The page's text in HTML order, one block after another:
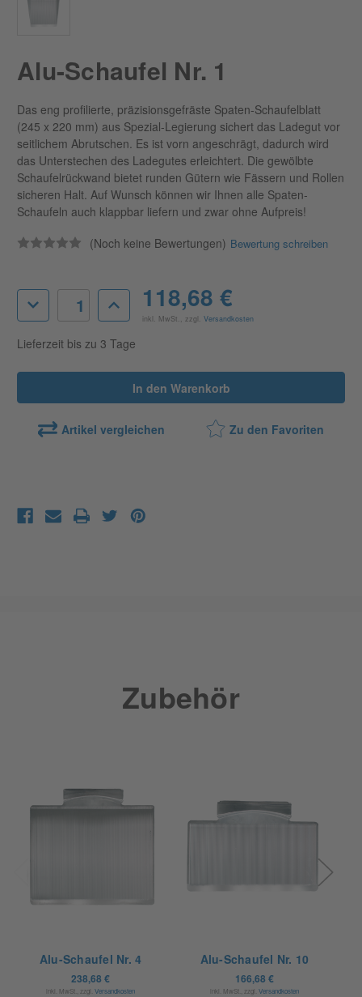
Alu-Schaufel Nr. 1
Das eng profilierte, präzisionsgefräste Spaten-Schaufelblatt
(245 x 220 mm) aus Spezial-Legierung sichert das Ladegut vor
seitlichem Abrutschen. Es ist vorn angeschrägt, dadurch wird
das Unterstechen des Ladegutes erleichtert. Die gewölbte
Schaufelrückwand bietet runden Gütern wie Fässern und Rollen
sicheren Halt. Auf Wunsch können wir Ihnen alle Spaten-
Schaufeln auch klappbar liefern und zwar ohne Aufpreis!
(Noch keine Bewertungen) Bewertung schreiben
Aktueller
Lagerbestand:
Menge
von
Alu-
Nr.
Menge
von
Alu-
Nr.
118,68 €
inkl. MwSt., zzgl. Versandkosten
Lieferzeit bis zu 3 Tage
Artikel vergleichen Zu den Favoriten
Zubehör
Alu-Schaufel Nr. 4
238,68 €
inkl. MwSt., zzgl. Versandkosten
Alu-Schaufel Nr. 10
166,68 €
inkl. MwSt., zzgl. Versandkosten